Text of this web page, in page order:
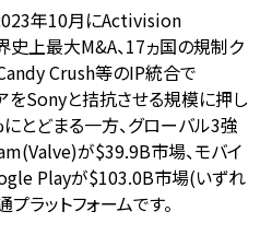
年10月にActivision
上最大M&A、17ヵ国の規制ク
Crush等のIP統合で
Sonyと拮抗させる規模に押し
とどまる一方、グローバル3強
が$39.9B市場、モバイ
Playが$103.0B市場(いずれ
ラットフォームです。